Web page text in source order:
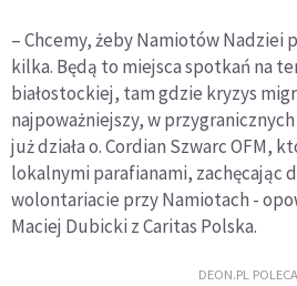
– Chcemy, żeby Namiotów Nadziei
kilka. Będą to miejsca spotkań na
białostockiej, tam gdzie kryzys
najpoważniejszy, w
już działa o. Cordian Szwarc OFM,
lokalnymi parafianami, zachęcając
wolontariacie przy Namiotach -
Maciej Dubicki z Caritas Polska.
DEON.PL POLECA